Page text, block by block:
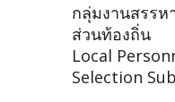
กลุ่มงานสรรห
ส่วนท้องถิ่น
Local
Selection